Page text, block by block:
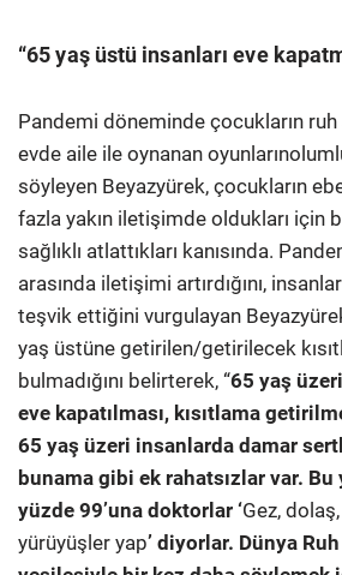
“65 yaş üstü insanları eve
Pandemi döneminde çocukların ruh
evde aile ile oynanan
söyleyen Beyazyürek, çocukların
fazla yakın iletişimde oldukları için
sağlıklı atlattıkları kanısında.
arasında iletişimi artırdığını,
teşvik ettiğini vurgulayan
yaş üstüne getirilen/getirilecek
bulmadığını belirterek, “65 yaş
eve kapatılması, kısıtlama
65 yaş üzeri insanlarda damar
bunama gibi ek rahatsızlar var.
yüzde 99’una doktorlar ‘Gez,
yürüyüşler yap’ diyorlar. Dünya Ruh